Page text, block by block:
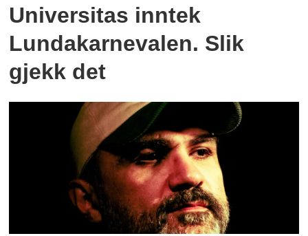
Universitas inntek
Lundakarnevalen. Slik
gjekk det